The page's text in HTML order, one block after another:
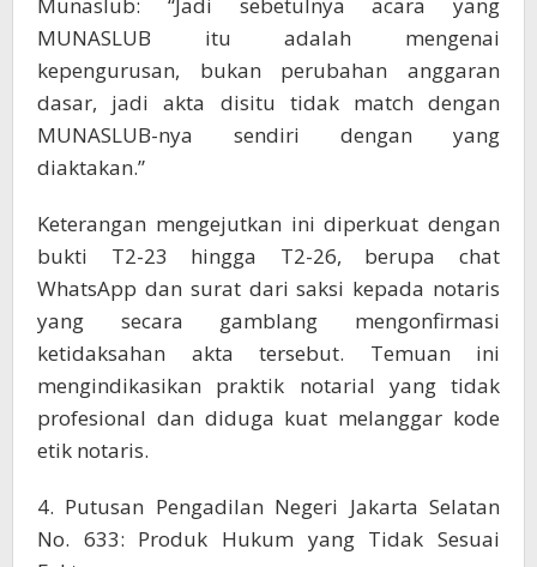
Munaslub: “Jadi sebetulnya acara yang
MUNASLUB itu adalah mengenai
kepengurusan, bukan perubahan anggaran
dasar, jadi akta disitu tidak match dengan
MUNASLUB-nya sendiri dengan yang
diaktakan.”
Keterangan mengejutkan ini diperkuat dengan
bukti T2-23 hingga T2-26, berupa chat
WhatsApp dan surat dari saksi kepada notaris
yang secara gamblang mengonfirmasi
ketidaksahan akta tersebut. Temuan ini
mengindikasikan praktik notarial yang tidak
profesional dan diduga kuat melanggar kode
etik notaris.
4. Putusan Pengadilan Negeri Jakarta Selatan
No. 633: Produk Hukum yang Tidak Sesuai